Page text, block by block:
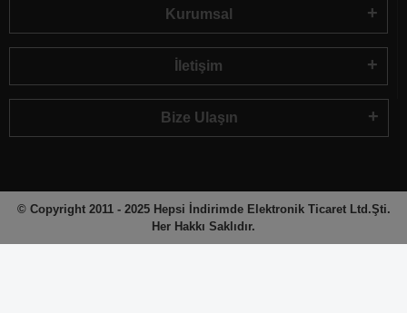
Kurumsal
İletişim
Bize Ulaşın
© Copyright 2011 - 2025 Hepsi İndirimde Elektronik Ticaret Ltd.Şti.
Her Hakkı Saklıdır.